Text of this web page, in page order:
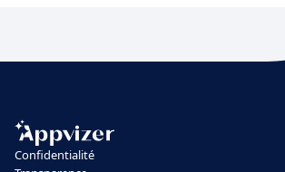
Confidentialité